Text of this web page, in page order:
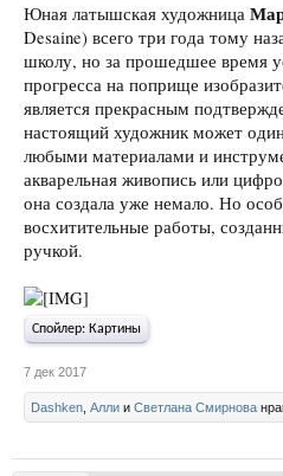
Юная латышская художница
Desaine) всего три года тому
школу, но за прошедшее время
прогресса на поприще
является прекрасным
настоящий художник может
любыми материалами и
акварельная живопись или
она создала уже немало. Но
восхитительные работы,
ручкой.
Спойлер: Картины
7 дек 2017
Dashken Алли и Светлана Смирнова